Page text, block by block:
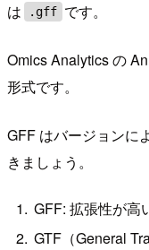
は
.gff です。
Omics Analytics の
形式です。
GFF はバージョンに
きましょう。
GFF: 拡張性が高
GTF（General